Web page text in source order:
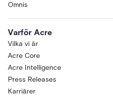
Omnis
Varför Acre
Vilka vi är
Acre Core
Acre Intelligence
Press Releases
Karriärer